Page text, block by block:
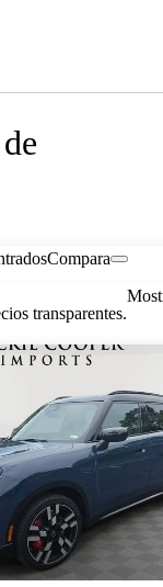
Compara
transparentes.